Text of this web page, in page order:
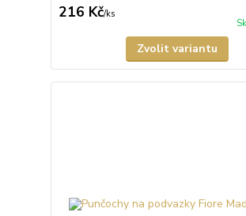
216 Kč/ks
Zvolit variantu